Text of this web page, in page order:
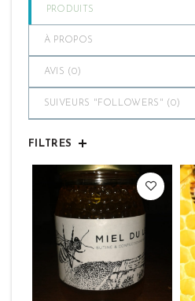
PRODUITS
À PROPOS
AVIS (0)
SUIVEURS "FOLLOWERS" (0)
FILTRES